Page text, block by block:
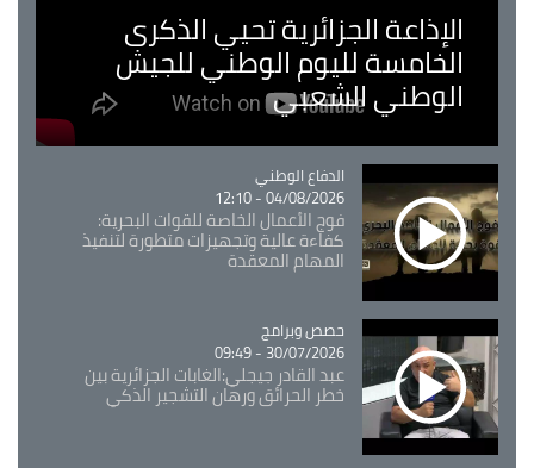
الإذاعة الجزائرية تحيي الذكرى
الخامسة لليوم الوطني للجيش
الوطني الشعبي
Catégorie
الدفاع الوطني
04/08/2026 - 12:10
فوج الأعمال الخاصة للقوات البحرية:
كفاءة عالية وتجهيزات متطورة لتنفيذ
المهام المعقدة
Catégorie
حصص وبرامج
30/07/2026 - 09:49
عبد القادر جيجلي:الغابات الجزائرية بين
خطر الحرائق ورهان التشجير الذكي